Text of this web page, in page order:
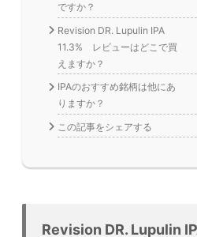
ですか？
Revision DR. Lupulin IPA
11.3% レビューはどこで買
えますか？
IPAのおすすめ銘柄は他にあ
りますか？
この記事をシェアする
Revision DR. Lupulin